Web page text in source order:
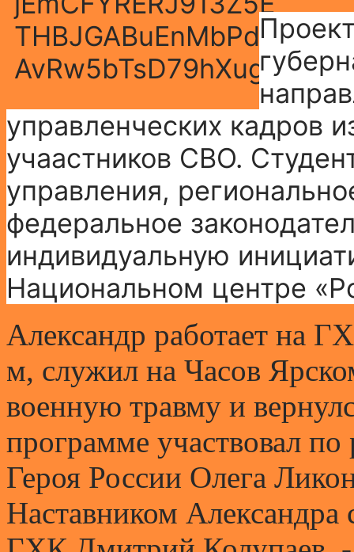
управленческих кадров
учаастников СВО.
управления,
федеральное
индивидуальную
Национальном центре
Александр работает на
м, служил на Часов
военную травму и
программе участвовал
Героя России Олега
Наставником Александра